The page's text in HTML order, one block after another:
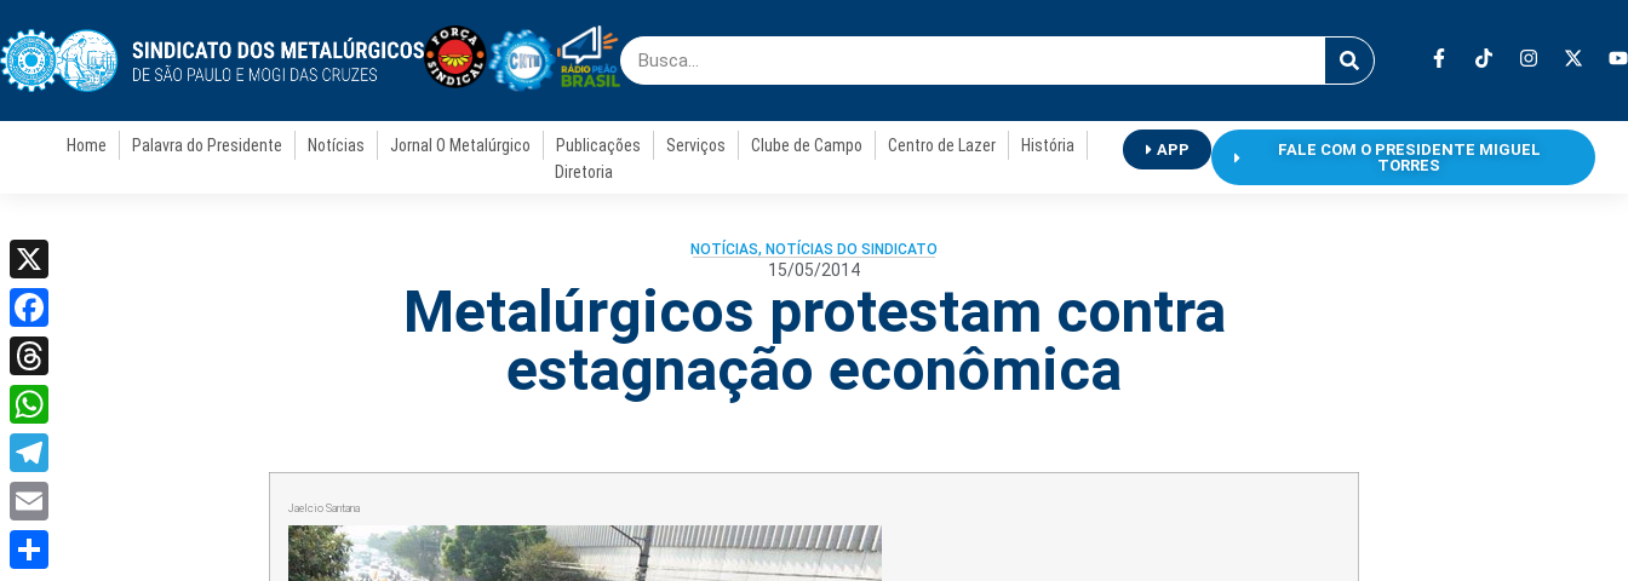
Home Palavra do Presidente Notícias Jornal O Metalúrgico Publicações Serviços Clube de Campo Centro de Lazer
História
Diretoria
APP
FALE COM O PRESIDENTE MIGUEL
TORRES
NOTÍCIAS, NOTÍCIAS DO SINDICATO
15/05/2014
Metalúrgicos protestam contra
estagnação econômica
Jaelcio Santana
X
Facebook
Threads
WhatsApp
Telegram
Email